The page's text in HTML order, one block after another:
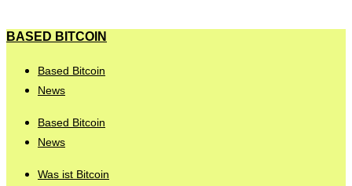
BASED BITCOIN
Based Bitcoin
News
Based Bitcoin
News
Was ist Bitcoin